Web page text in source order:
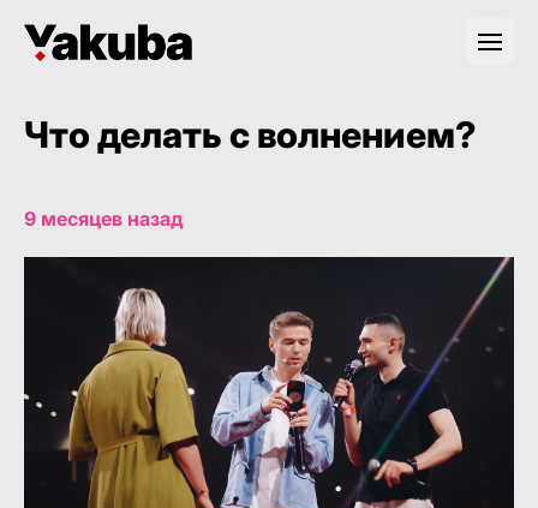
Что делать с волнением?
9 месяцев назад